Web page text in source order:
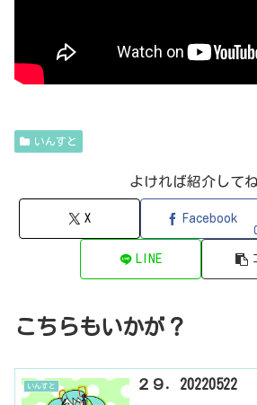
いんすと
よければ紹介して
X Facebook
LINE
こちらもいかが？
いんすと ２９．20220522